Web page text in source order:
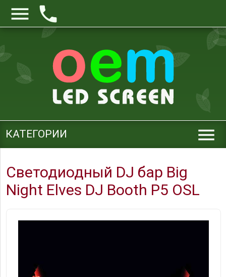
 
КАТЕГОРИИ 
Светодиодный DJ бар Big
Night Elves DJ Booth P5 OSL